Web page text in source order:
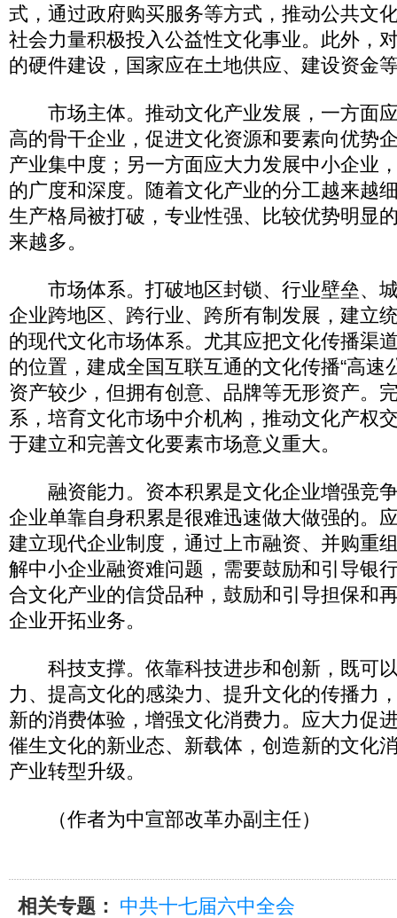
式，通过政府购买服务等方式，推动公共文
社会力量积极投入公益性文化事业。此外，
的硬件建设，国家应在土地供应、建设资金
市场主体。推动文化产业发展，一方面
高的骨干企业，促进文化资源和要素向优势
产业集中度；另一方面应大力发展中小企业
的广度和深度。随着文化产业的分工越来越
生产格局被打破，专业性强、比较优势明显
来越多。
市场体系。打破地区封锁、行业壁垒、
企业跨地区、跨行业、跨所有制发展，建立
的现代文化市场体系。尤其应把文化传播渠
的位置，建成全国互联互通的文化传播“高速
资产较少，但拥有创意、品牌等无形资产。
系，培育文化市场中介机构，推动文化产权
于建立和完善文化要素市场意义重大。
融资能力。资本积累是文化企业增强竞争
企业单靠自身积累是很难迅速做大做强的。
建立现代企业制度，通过上市融资、并购重
解中小企业融资难问题，需要鼓励和引导银
合文化产业的信贷品种，鼓励和引导担保和
企业开拓业务。
科技支撑。依靠科技进步和创新，既可
力、提高文化的感染力、提升文化的传播力
新的消费体验，增强文化消费力。应大力促
催生文化的新业态、新载体，创造新的文化
产业转型升级。
（作者为中宣部改革办副主任）
相关专题： 中共十七届六中全会